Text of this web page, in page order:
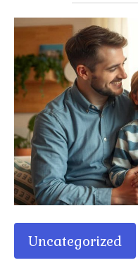
Uncategorized